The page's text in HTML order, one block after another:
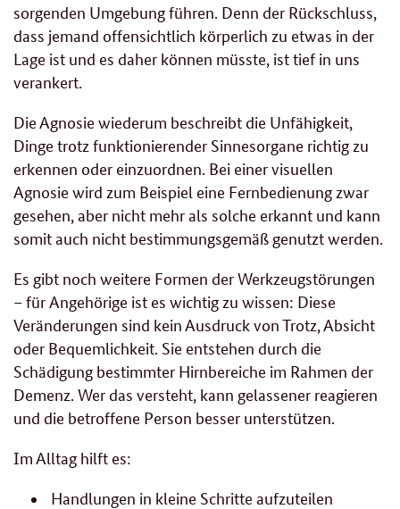
sorgenden Umgebung führen. Denn der Rückschluss,
dass jemand offensichtlich körperlich zu etwas in der
Lage ist und es daher können müsste, ist tief in uns
verankert.
Die Agnosie wiederum beschreibt die Unfähigkeit,
Dinge trotz funktionierender Sinnesorgane richtig zu
erkennen oder einzuordnen. Bei einer visuellen
Agnosie wird zum Beispiel eine Fernbedienung zwar
gesehen, aber nicht mehr als solche erkannt und kann
somit auch nicht bestimmungsgemäß genutzt werden.
Es gibt noch weitere Formen der Werkzeugstörungen
– für Angehörige ist es wichtig zu wissen: Diese
Veränderungen sind kein Ausdruck von Trotz, Absicht
oder Bequemlichkeit. Sie entstehen durch die
Schädigung bestimmter Hirnbereiche im Rahmen der
Demenz. Wer das versteht, kann gelassener reagieren
und die betroffene Person besser unterstützen.
Im Alltag hilft es:
Handlungen in kleine Schritte aufzuteilen